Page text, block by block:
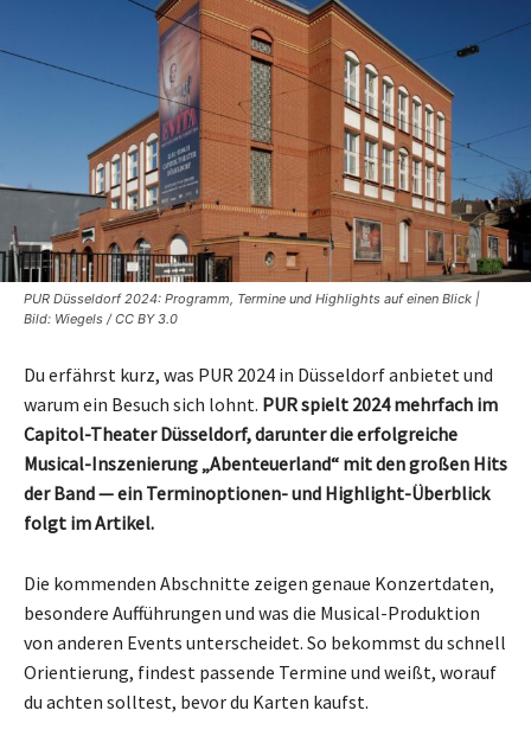
PUR Düsseldorf 2024: Programm, Termine und Highlights auf einen Blick |
Bild: Wiegels / CC BY 3.0
Du erfährst kurz, was PUR 2024 in Düsseldorf anbietet und
warum ein Besuch sich lohnt. PUR spielt 2024 mehrfach im
Capitol-Theater Düsseldorf, darunter die erfolgreiche
Musical-Inszenierung „Abenteuerland“ mit den großen Hits
der Band — ein Terminoptionen- und Highlight-Überblick
folgt im Artikel.
Die kommenden Abschnitte zeigen genaue Konzertdaten,
besondere Aufführungen und was die Musical-Produktion
von anderen Events unterscheidet. So bekommst du schnell
Orientierung, findest passende Termine und weißt, worauf
du achten solltest, bevor du Karten kaufst.